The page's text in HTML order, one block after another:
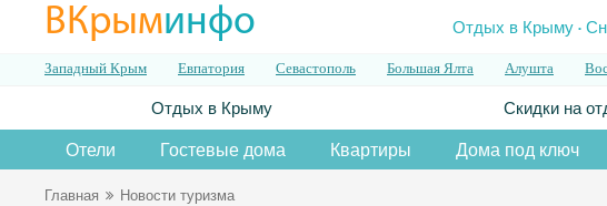
ВКрыминфо Отдых в Крыму.
Западный Крым Евпатория Севастополь Большая Ялта Алушта
Отдых в Крыму Скидки на
Отели Гостевые дома Квартиры Дома под ключ
Главная Новости туризма